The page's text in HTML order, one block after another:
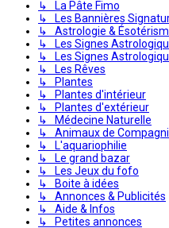
↳ La Pâte Fimo
↳ Les Bannières
↳ Astrologie &
↳ Les Signes
↳ Les Signes
↳ Les Rêves
↳ Plantes
↳ Plantes d'intérieur
↳ Plantes d'extérieur
↳ Médecine Naturelle
↳ Animaux de
↳ L'aquariophilie
↳ Le grand bazar
↳ Les Jeux du fofo
↳ Boite à idées
↳ Annonces & Publicités
↳ Aide & Infos
↳ Petites annonces